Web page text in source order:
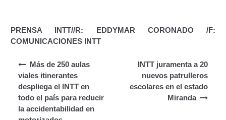
Grado (3°) – (Mayores de 16 y menores de 18 años).
Grado (3°).
Renovación de Licencia para Conducir (Servicio
Automatizado).
PRENSA INTT//R: EDDYMAR CORONADO /F:
COMUNICACIONES INTT
Navegación de entradas
Más de 250 aulas
viales itinerantes
despliega el INTT en
todo el país para reducir
la accidentabilidad en
INTT juramenta a 20
nuevos patrulleros
escolares en el estado
Miranda